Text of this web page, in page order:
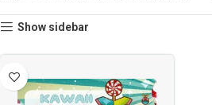
Show sidebar